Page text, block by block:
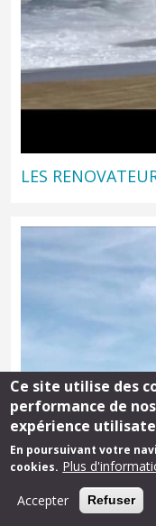
LES
Ce site utilise des
performance de
expérience
En poursuivant votre
cookies. Plus
Accepter
Refuser